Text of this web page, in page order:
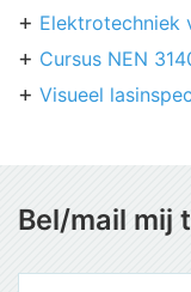
Elektrotechniek
Cursus NEN
Visueel
Bel/mail mij